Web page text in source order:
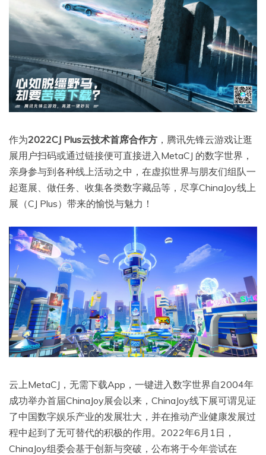
作为2022CJ Plus云技术首席合作方 ，腾讯先锋云游戏让逛
展用户扫码或通过链接便可直接进入MetaCJ 的数字世界，
亲身参与到各种线上活动之中，在虚拟世界与朋友们组队一
起逛展、做任务、收集各类数字藏品等，尽享ChinaJoy线上
展（CJ Plus）带来的愉悦与魅力！
云上MetaCJ，无需下载App，一键进入数字世界自2004年
成功举办首届ChinaJoy展会以来，ChinaJoy线下展可谓见证
了中国数字娱乐产业的发展壮大，并在推动产业健康发展过
程中起到了无可替代的积极的作用。2022年6月1日，
ChinaJoy组委会基于创新与突破，公布将于今年尝试在